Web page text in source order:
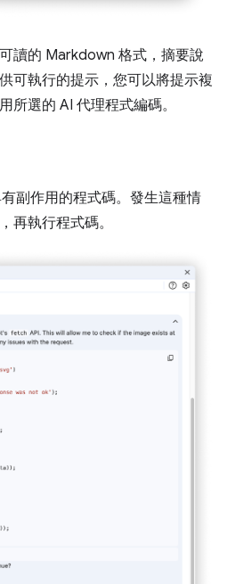
讀的 Markdown 格式，摘要說
可執行的提示，您可以將提示複
所選的 AI 代理程式編碼。
副作用的程式碼。發生這種情
再執行程式碼。